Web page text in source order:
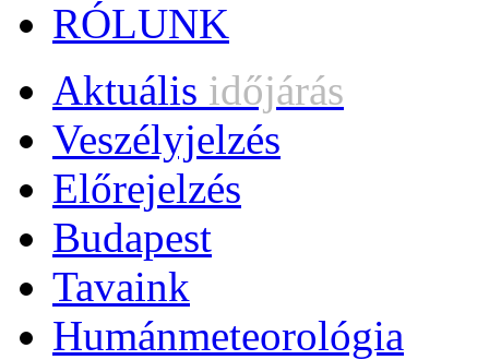
RÓLUNK
Aktuális időjárás
Veszélyjelzés
Előrejelzés
Budapest
Tavaink
Humánmeteorológia